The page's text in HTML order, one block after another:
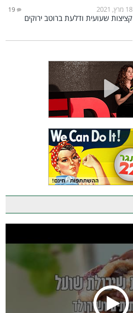
18 מרץ, 2021 19
קציצות שעועית ודלעת ברוטב ירוקים